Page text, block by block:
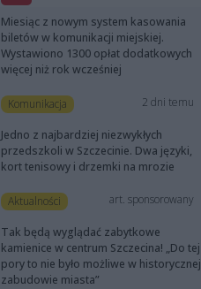
Miesiąc z nowym system kasowania
biletów w komunikacji miejskiej.
Wystawiono 1300 opłat dodatkowych
więcej niż rok wcześniej
Komunikacja 2 dni temu
Jedno z najbardziej niezwykłych
przedszkoli w Szczecinie. Dwa języki,
kort tenisowy i drzemki na mrozie
Aktualności art. sponsorowany
Tak będą wyglądać zabytkowe
kamienice w centrum Szczecina! „Do tej
pory to nie było możliwe w historycznej
zabudowie miasta”